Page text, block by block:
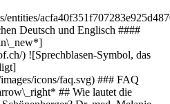
entities/
Deutsch und Englisch ####
) ![Sprechblasen-Symbol, das
icons/faq.svg) ### FAQ
## Wie lautet die